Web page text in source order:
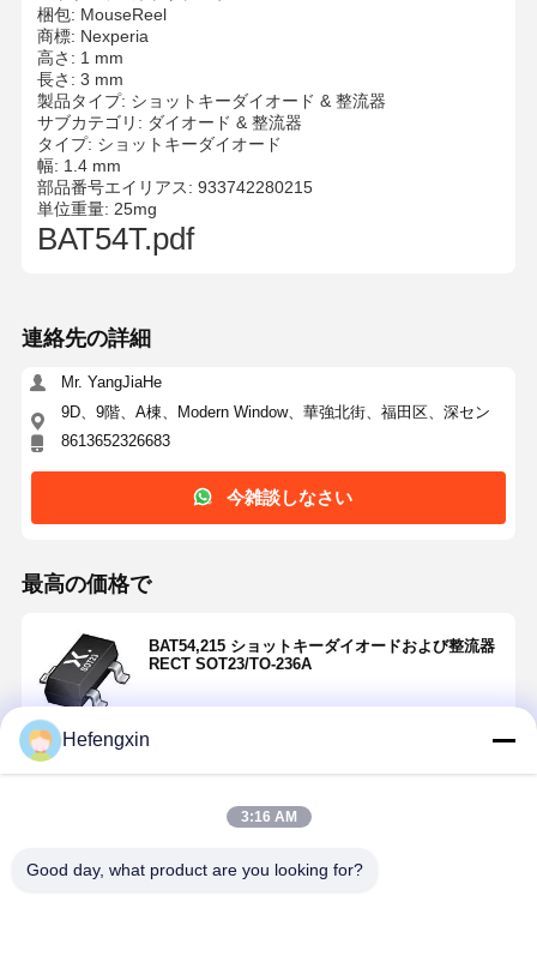
梱包: MouseReel
商標: Nexperia
高さ: 1 mm
長さ: 3 mm
製品タイプ: ショットキーダイオード & 整流器
サブカテゴリ: ダイオード & 整流器
タイプ: ショットキーダイオード
幅: 1.4 mm
部品番号エイリアス: 933742280215
単位重量: 25mg
BAT54T.pdf
連絡先の詳細
Mr. YangJiaHe
9D、9階、A棟、Modern Window、華強北街、福田区、深セン
8613652326683
今雑談しなさい
最高の価格で
BAT54,215 ショットキーダイオードおよび整流器
RECT SOT23/TO-236A
Hefengxin
3:16 AM
Good day, what product are you looking for?